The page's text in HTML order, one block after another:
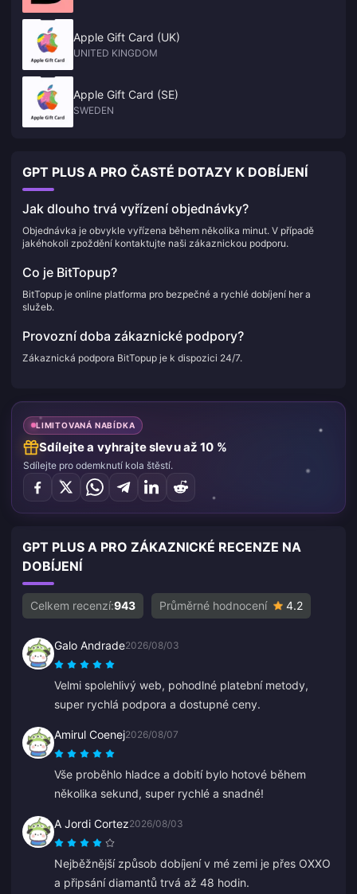
Apple Gift Card (UK)
UNITED KINGDOM
Apple Gift Card (SE)
SWEDEN
GPT PLUS A PRO ČASTÉ DOTAZY K DOBÍJENÍ
Jak dlouho trvá vyřízení objednávky?
Objednávka je obvykle vyřízena během několika minut. V případě
jakéhokoli zpoždění kontaktujte naši zákaznickou podporu.
Co je BitTopup?
BitTopup je online platforma pro bezpečné a rychlé dobíjení her a
služeb.
Provozní doba zákaznické podpory?
Zákaznická podpora BitTopup je k dispozici 24/7.
LIMITOVANÁ NABÍDKA
Sdílejte a vyhrajte slevu až 10 %
Sdílejte pro odemknutí kola štěstí.
GPT PLUS A PRO ZÁKAZNICKÉ RECENZE NA
DOBÍJENÍ
Celkem recenzí:943 Průměrné hodnocení 4.2
Galo Andrade2026/08/03
Velmi spolehlivý web, pohodlné platební metody,
super rychlá podpora a dostupné ceny.
Amirul Coenej2026/08/07
Vše proběhlo hladce a dobití bylo hotové během
několika sekund, super rychlé a snadné!
A Jordi Cortez2026/08/03
Nejběžnější způsob dobíjení v mé zemi je přes OXXO
a připsání diamantů trvá až 48 hodin.